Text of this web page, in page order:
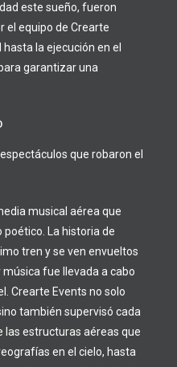
este sueño, fueron
el equipo de Crearte
la ejecución en el
garantizar una
que robaron el
musical aérea que
La historia de
tren y se ven envueltos
fue llevada a cabo
Crearte Events no solo
también supervisó cada
las estructuras aéreas que
en el cielo, hasta